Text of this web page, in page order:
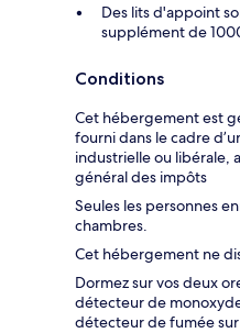
Des lits d'appoint
supplément de
Conditions
Cet hébergement est
fourni dans le cadre
industrielle ou libérale,
général des impôts
Seules les personnes
chambres.
Cet hébergement ne
Dormez sur vos deux
détecteur de
détecteur de fumée